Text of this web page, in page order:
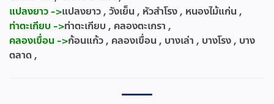
แปลงยาว ->แปลงยาว , วังเย็น , หัวสำโรง , หนองไม้แก่น ,
ท่าตะเกียบ ->ท่าตะเกียบ , คลองตะเกรา ,
คลองเขื่อน ->ก้อนแก้ว , คลองเขื่อน , บางเล่า , บางโรง , บาง
ตลาด ,